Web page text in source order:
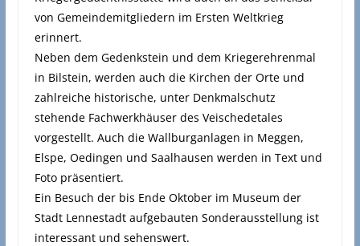
von Gemeindemitgliedern im Ersten Weltkrieg
erinnert.
Neben dem Gedenkstein und dem Kriegerehrenmal
in Bilstein, werden auch die Kirchen der Orte und
zahlreiche historische, unter Denkmalschutz
stehende Fachwerkhäuser des Veischedetales
vorgestellt. Auch die Wallburganlagen in Meggen,
Elspe, Oedingen und Saalhausen werden in Text und
Foto präsentiert.
Ein Besuch der bis Ende Oktober im Museum der
Stadt Lennestadt aufgebauten Sonderausstellung ist
interessant und sehenswert.